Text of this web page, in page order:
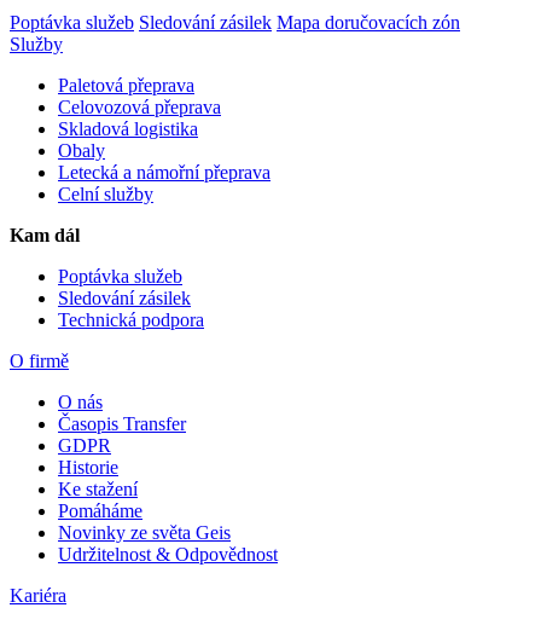
Poptávka služeb Sledování zásilek Mapa doručovacích zón
Služby
Paletová přeprava
Celovozová přeprava
Skladová logistika
Obaly
Letecká a námořní přeprava
Celní služby
Kam dál
Poptávka služeb
Sledování zásilek
Technická podpora
O firmě
O nás
Časopis Transfer
GDPR
Historie
Ke stažení
Pomáháme
Novinky ze světa Geis
Udržitelnost & Odpovědnost
Kariéra